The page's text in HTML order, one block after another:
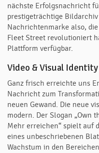
nächste Erfolgsnachricht
prestigeträchtige
Nachrichtenmarke also,
Fleet Street revolutioniert
Plattform verfügbar.
Video & Visual Identity
Ganz frisch erreichte uns
Nachricht zum
neuen Gewand. Die neue
modern. Der Slogan „Own
Mehr erreichen“ spielt auf
eines unbeschriebenen
Wachstum in den